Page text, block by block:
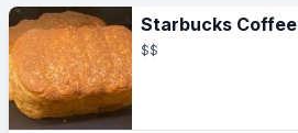
Starbucks Coffee
$$